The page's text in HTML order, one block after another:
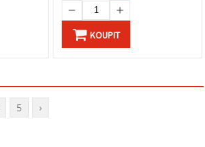
KOUPIT
5 ›